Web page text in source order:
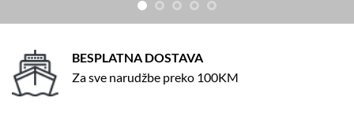
BESPLATNA DOSTAVA
Za sve narudžbe preko 100KM